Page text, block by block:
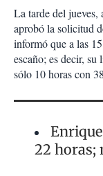
La tarde del jueves,
aprobó la solicitud
informó que a las
escaño; es decir,
sólo 10 horas con
22 horas;